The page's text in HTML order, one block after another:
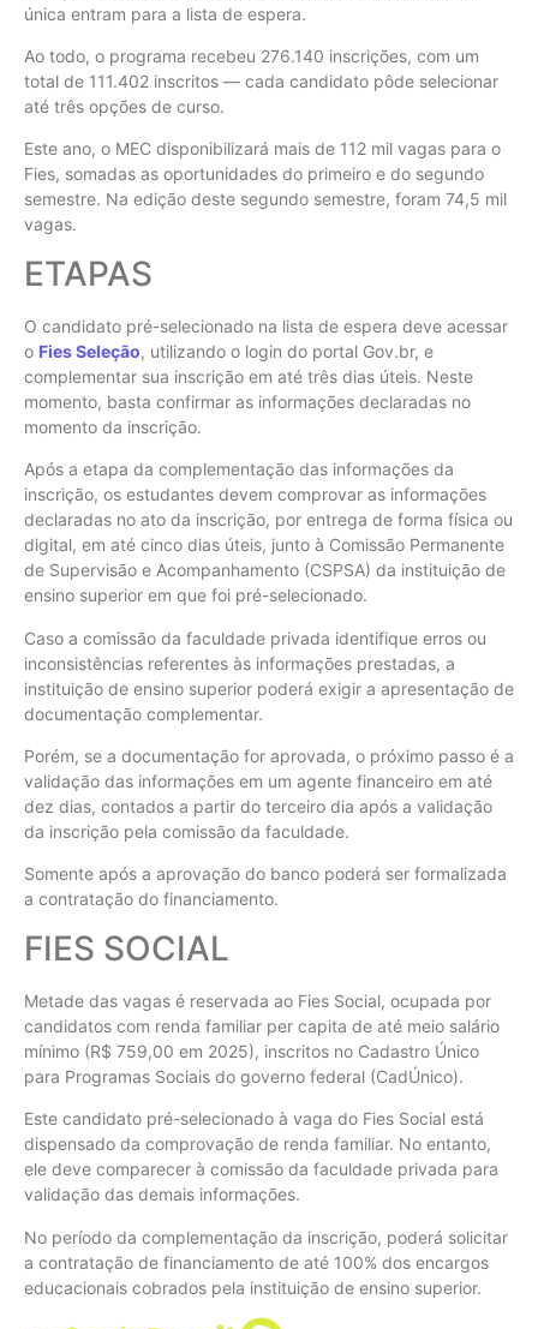
única entram para a lista de espera.
Ao todo, o programa recebeu 276.140 inscrições, com um
total de 111.402 inscritos — cada candidato pôde selecionar
até três opções de curso.
Este ano, o MEC disponibilizará mais de 112 mil vagas para o
Fies, somadas as oportunidades do primeiro e do segundo
semestre. Na edição deste segundo semestre, foram 74,5 mil
vagas.
ETAPAS
O candidato pré-selecionado na lista de espera deve acessar
o Fies Seleção, utilizando o login do portal Gov.br, e
complementar sua inscrição em até três dias úteis. Neste
momento, basta confirmar as informações declaradas no
momento da inscrição.
Após a etapa da complementação das informações da
inscrição, os estudantes devem comprovar as informações
declaradas no ato da inscrição, por entrega de forma física ou
digital, em até cinco dias úteis, junto à Comissão Permanente
de Supervisão e Acompanhamento (CSPSA) da instituição de
ensino superior em que foi pré-selecionado.
Caso a comissão da faculdade privada identifique erros ou
inconsistências referentes às informações prestadas, a
instituição de ensino superior poderá exigir a apresentação de
documentação complementar.
Porém, se a documentação for aprovada, o próximo passo é a
validação das informações em um agente financeiro em até
dez dias, contados a partir do terceiro dia após a validação
da inscrição pela comissão da faculdade.
Somente após a aprovação do banco poderá ser formalizada
a contratação do financiamento.
FIES SOCIAL
Metade das vagas é reservada ao Fies Social, ocupada por
candidatos com renda familiar per capita de até meio salário
mínimo (R$ 759,00 em 2025), inscritos no Cadastro Único
para Programas Sociais do governo federal (CadÚnico).
Este candidato pré-selecionado à vaga do Fies Social está
dispensado da comprovação de renda familiar. No entanto,
ele deve comparecer à comissão da faculdade privada para
validação das demais informações.
No período da complementação da inscrição, poderá solicitar
a contratação de financiamento de até 100% dos encargos
educacionais cobrados pela instituição de ensino superior.